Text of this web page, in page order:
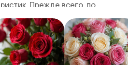
Прежде всего, по
идеально ровные лепестки
создают впечатление
проходят тщательный
что гарантирует